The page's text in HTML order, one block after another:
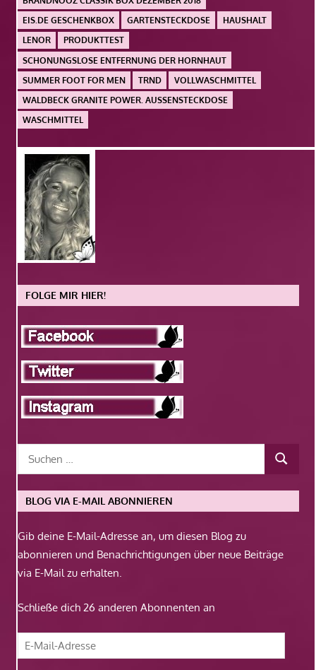
EIS.DE GESCHENKBOX
GARTENSTECKDOSE
HAUSHALT
LENOR
PRODUKTTEST
SCHONUNGSLOSE ENTFERNUNG DER HORNHAUT
SUMMER FOOT FOR MEN
TRND
VOLLWASCHMITTEL
WALDBECK GRANITE POWER. AUSSENSTECKDOSE
WASCHMITTEL
FOLGE MIR HIER!
BLOG VIA E-MAIL ABONNIEREN
Gib deine E-Mail-Adresse an, um diesen Blog zu
abonnieren und Benachrichtigungen über neue Beiträge
via E-Mail zu erhalten.
Schließe dich 26 anderen Abonnenten an
E-
Mail-